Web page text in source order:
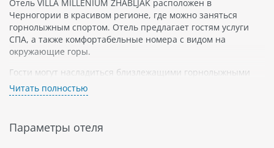
Отель VILLA MILLENIUM ZHABLJAK расположен в
Черногории в красивом регионе, где можно заняться
горнолыжным спортом. Отель предлагает гостям услуги
СПА, а также комфортабельные номера с видом на
окружающие горы.
Гости могут насладиться близлежащими горнолыжными
склонами и красивой природой этого региона. В отеле есть
ресторан с местной кухней и бар для отдыха после
Отель также предлагает услуги СПА-центра с бассейном и
Читать полностью
Параметры отеля